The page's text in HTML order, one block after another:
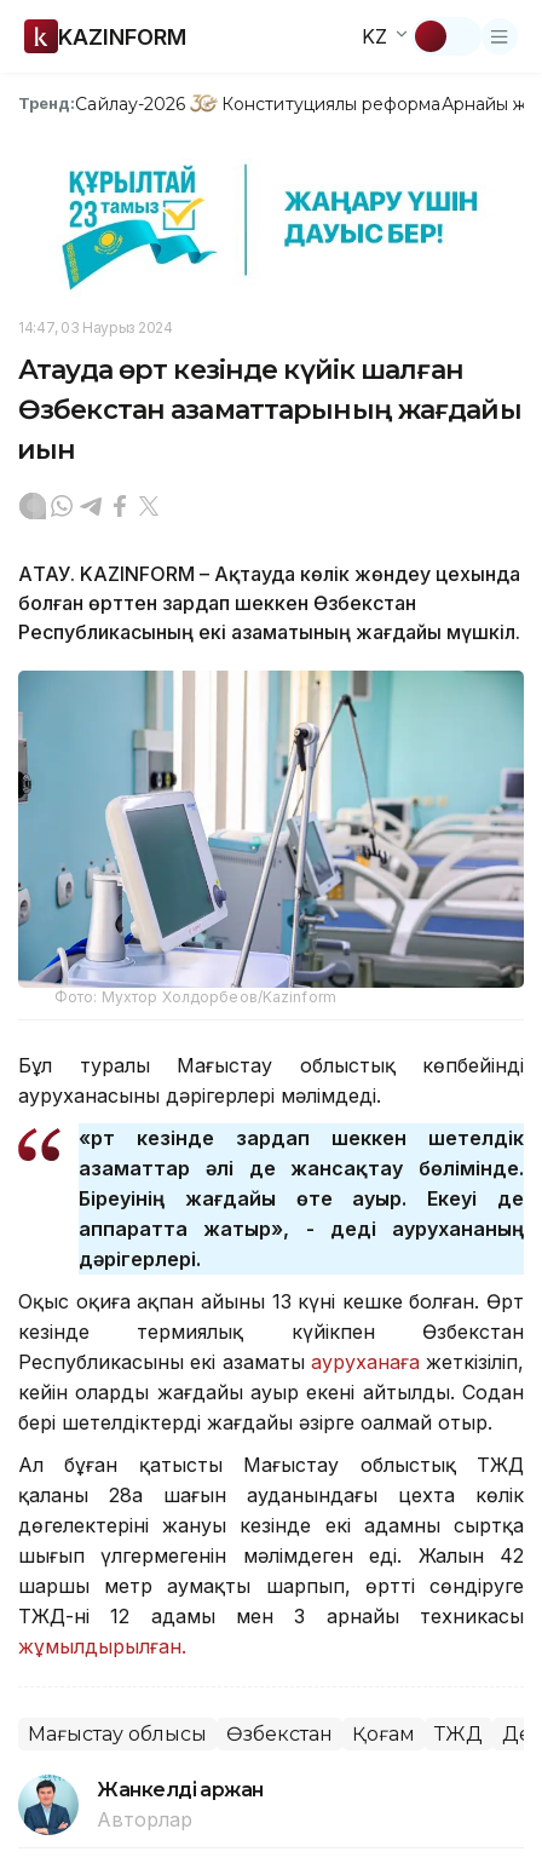
KAZINFORM KZ
Тренд:Сайлау-2026 Конституциялық реформаАрнайы
14:47, 03 Наурыз 2024
Ақтауда өрт кезінде күйік шалған
Өзбекстан азаматтарының жағдайы
қиын
АҚТАУ. KAZINFORM – Ақтауда көлік жөндеу цехында
болған өрттен зардап шеккен Өзбекстан
Республикасының екі азаматының жағдайы мүшкіл.
Фото: Мухтор Холдорбеов/Kazinform
Бұл туралы Маңғыстау облыстық көпбейінді
ауруханасының дәрігерлері мәлімдеді.
«Өрт кезінде зардап шеккен шетелдік
азаматтар әлі де жансақтау бөлімінде.
Біреуінің жағдайы өте ауыр. Екеуі де
аппаратта жатыр», - деді аурухананың
дәрігерлері.
Оқыс оқиға ақпан айының 13 күні кешке болған. Өрт
кезінде термиялық күйікпен Өзбекстан
Республикасының екі азаматы ауруханағажеткізіліп,
кейін олардың жағдайы ауыр екені айтылды. Содан
бері шетелдіктердің жағдайы әзірге оңалмай отыр.
Ал бұған қатысты Маңғыстау облыстық ТЖД
қаланың 28а шағын ауданындағы цехта көлік
дөңгелектерінің жануы кезінде екі адамның сыртқа
шығып үлгермегенін мәлімдеген еді. Жалын 42
шаршы метр аумақты шарпып, өртті сөндіруге
ТЖД-нің 12 адамы мен 3 арнайы техникасы
жұмылдырылған.
Маңғыстау облысы Өзбекстан Қоғам ТЖД
Жанкелді Қаржан
Авторлар